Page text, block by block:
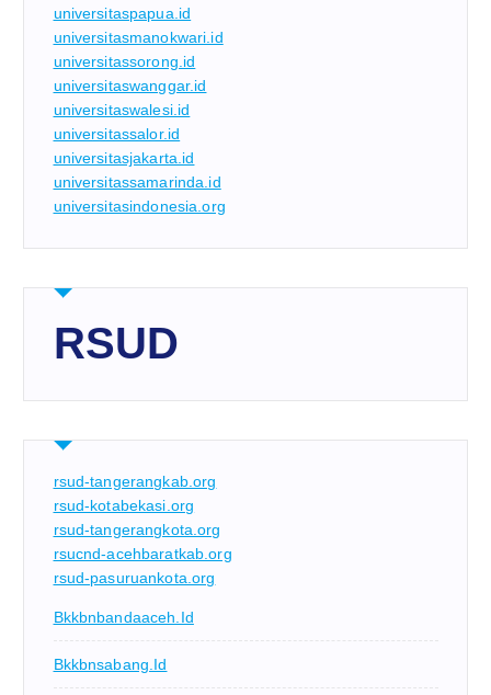
universitaspapua.id
universitasmanokwari.id
universitassorong.id
universitaswanggar.id
universitaswalesi.id
universitassalor.id
universitasjakarta.id
universitassamarinda.id
universitasindonesia.org
RSUD
rsud-tangerangkab.org
rsud-kotabekasi.org
rsud-tangerangkota.org
rsucnd-acehbaratkab.org
rsud-pasuruankota.org
Bkkbnbandaaceh.id
Bkkbnsabang.id